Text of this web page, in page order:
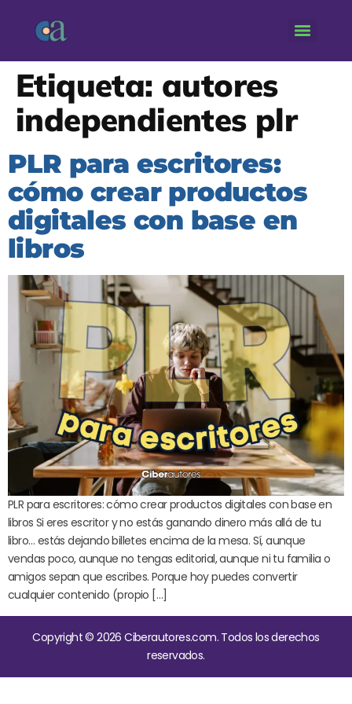
Etiqueta: autores
independientes plr
PLR para escritores:
cómo crear productos
digitales con base en
libros
PLR para escritores: cómo crear productos digitales con base en
libros Si eres escritor y no estás ganando dinero más allá de tu
libro… estás dejando billetes encima de la mesa. Sí, aunque
vendas poco, aunque no tengas editorial, aunque ni tu familia o
amigos sepan que escribes. Porque hoy puedes convertir
cualquier contenido (propio […]
Copyright © 2026 Ciberautores.com. Todos los derechos
reservados.